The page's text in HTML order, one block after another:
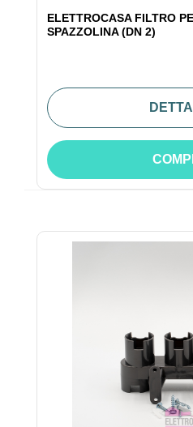
ELETTROCASA FILTRO
SPAZZOLINA (DN 2)